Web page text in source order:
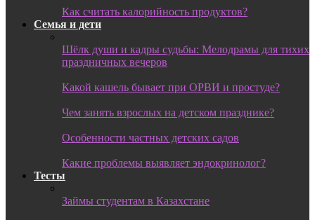
Как считать калорийность продуктов?
Семья и дети
Шёлк души и кадры судьбы: Мелодрамы для тихих
праздничных вечеров
Какой кашель бывает при ОРВИ и простуде?
Чем занять взрослых на детском празднике?
Особенности частных детских садов
Какие проблемы выявляет эндокринолог?
Тесты
Займы студентам в Казахстане